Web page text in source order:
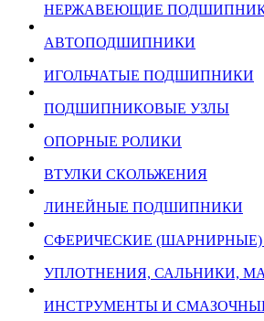
НЕРЖАВЕЮЩИЕ
АВТОПОДШИПНИКИ
ИГОЛЬЧАТЫЕ ПОДШИПНИКИ
ПОДШИПНИКОВЫЕ УЗЛЫ
ОПОРНЫЕ РОЛИКИ
ВТУЛКИ СКОЛЬЖЕНИЯ
ЛИНЕЙНЫЕ ПОДШИПНИКИ
СФЕРИЧЕСКИЕ
УПЛОТНЕНИЯ, САЛЬНИКИ,
ИНСТРУМЕНТЫ И